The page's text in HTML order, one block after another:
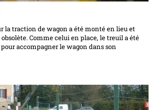
la traction de wagon a été monté en lieu et
Comme celui en place, le treuil a été
accompagner le wagon dans son